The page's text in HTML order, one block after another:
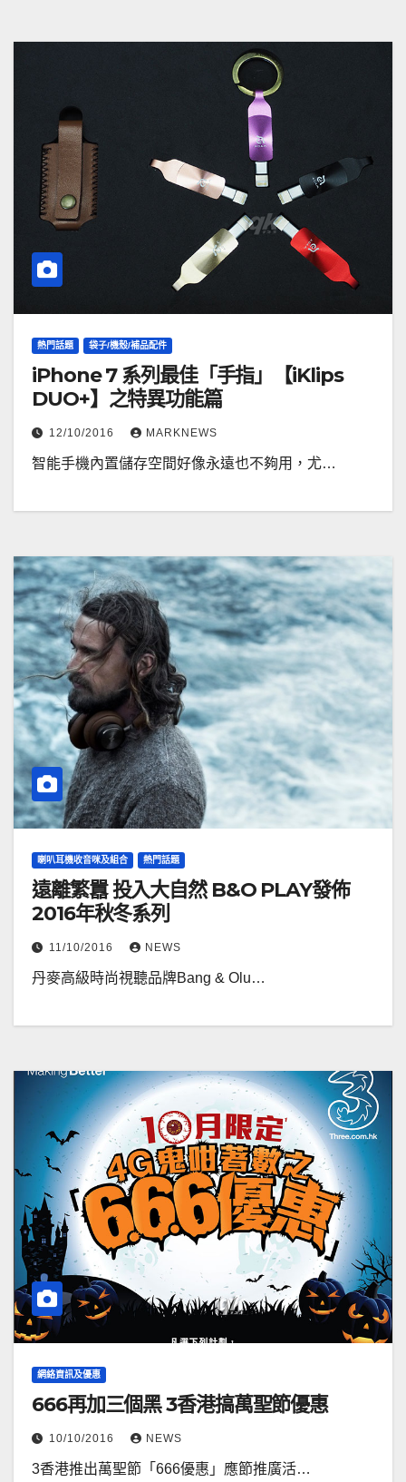
熱門話題 袋子/機殼/補品配件
iPhone 7 系列最佳「手指」【iKlips
DUO+】之特異功能篇
12/10/2016 MARKNEWS
智能手機內置儲存空間好像永遠也不夠用，尤…
喇叭耳機收音咪及組合 熱門話題
遠離繁囂 投入大自然 B&O PLAY發佈
2016年秋冬系列
11/10/2016 NEWS
丹麥高級時尚視聽品牌Bang & Olu…
網絡資訊及優惠
666再加三個黑 3香港搞萬聖節優惠
10/10/2016 NEWS
3香港推出萬聖節「666優惠」應節推廣活…